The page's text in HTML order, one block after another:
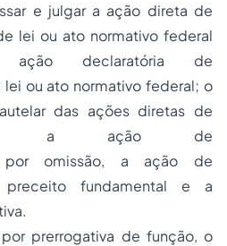
e julgar a ação direta de
lei ou ato normativo federal
ação declaratória de
ou ato normativo federal; o
das ações diretas de
a ação de
por omissão, a ação de
preceito fundamental e a
prerrogativa de função, o